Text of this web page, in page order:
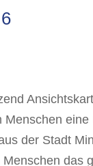
Menschen
der Stadt
das